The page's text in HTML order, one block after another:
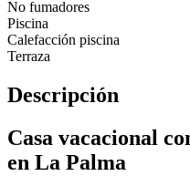
No fumadores
Piscina
Calefacción piscina
Terraza
Descripción
Casa vacacional
en La Palma